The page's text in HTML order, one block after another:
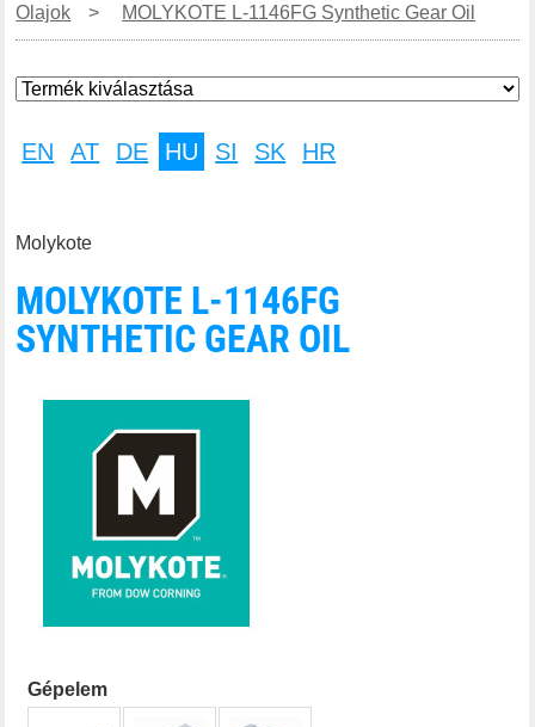
Olajok
> MOLYKOTE L-1146FG Synthetic Gear Oil
EN AT DE HU SI SK HR
Molykote
MOLYKOTE L-1146FG
SYNTHETIC GEAR OIL
Gépelem